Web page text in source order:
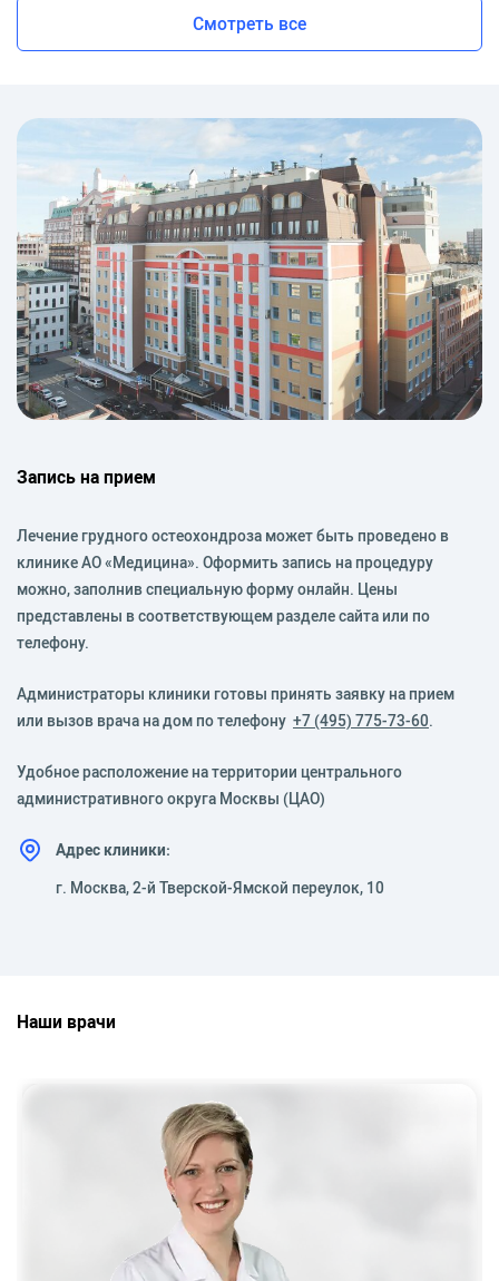
Смотреть все
Запись на прием
Лечение грудного остеохондроза может быть проведено в
клинике АО «Медицина». Оформить запись на процедуру
можно, заполнив специальную форму онлайн. Цены
представлены в соответствующем разделе сайта или по
телефону.
Администраторы клиники готовы принять заявку на прием
или вызов врача на дом по телефону +7 (495) 775-73-60.
Удобное расположение на территории центрального
административного округа Москвы (ЦАО)
Адрес клиники:
г. Москва, 2-й Тверской-Ямской переулок, 10
Наши врачи